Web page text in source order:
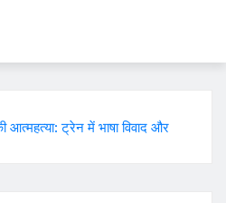
आत्महत्या: ट्रेन में भाषा विवाद और